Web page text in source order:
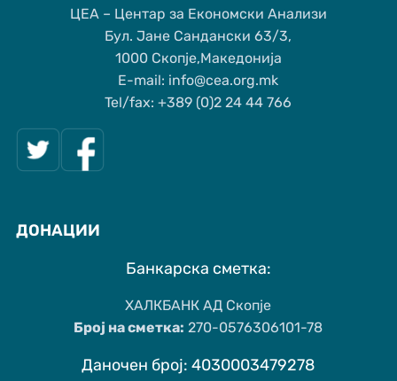
ЦЕА – Центар за Економски Анализи
Бул. Јане Сандански 63/3,
1000 Скопје,Македонија
Е-mail: info@cea.org.mk
Tel/fax: +389 (0)2 24 44 766
ДОНАЦИИ
Банкарска сметка:
ХАЛКБАНК АД Скопје
Број на сметка: 270-0576306101-78
Даночен број: 4030003479278